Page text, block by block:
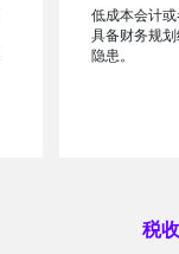
低成本会计
具备财务规
隐患。
税